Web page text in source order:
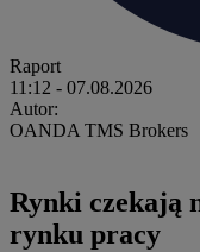
Raport
11:12 - 07.08.2026
Autor:
OANDA TMS Brokers
Rynki czekają
rynku pracy